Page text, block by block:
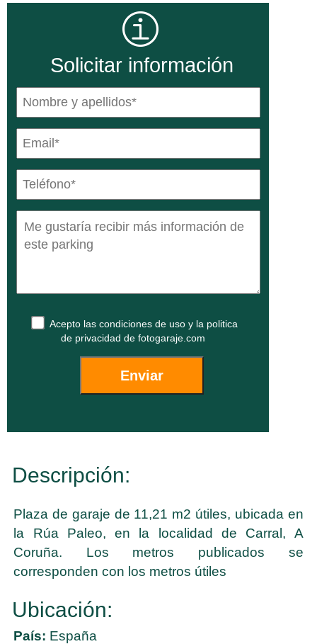
Solicitar información
Acepto las condiciones de uso y la politica
de privacidad de fotogaraje.com
Descripción:
Plaza de garaje de 11,21 m2 útiles, ubicada en
la Rúa Paleo, en la localidad de Carral, A
Coruña. Los metros publicados se
corresponden con los metros útiles
Ubicación:
País: España